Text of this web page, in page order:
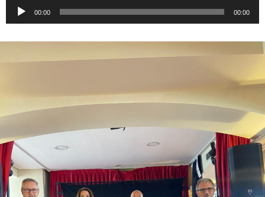
Reproductor
de
00:00 00:00